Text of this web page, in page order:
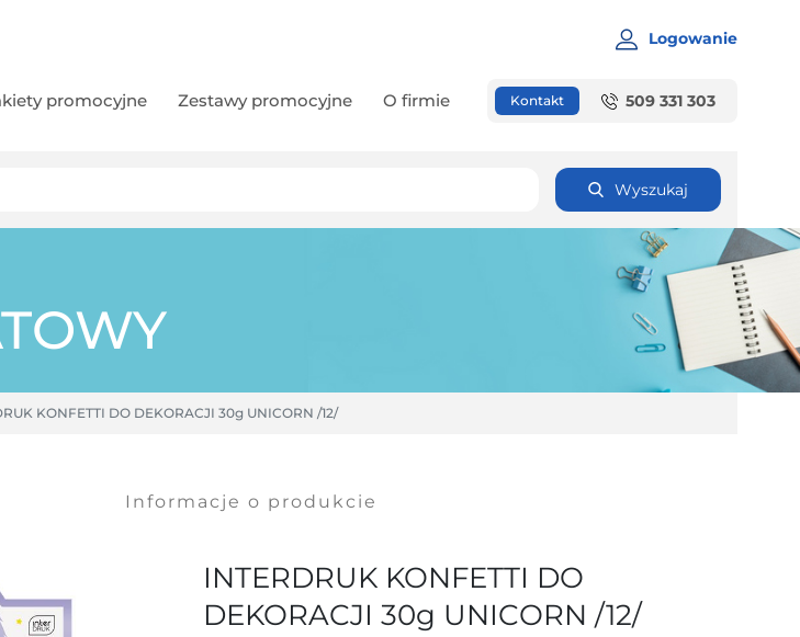
Logowanie
promocyjne Zestawy promocyjne O firmie Kontakt 509 331 303
Wyszukaj
KONFETTI DO DEKORACJI 30g UNICORN /12/
Informacje o produkcie
INTERDRUK KONFETTI DO
DEKORACJI 30g UNICORN /12/